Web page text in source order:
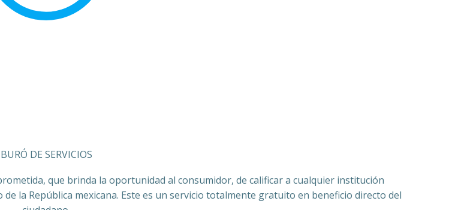
BURÓ DE SERVICIOS
que brinda la oportunidad al consumidor, de calificar a cualquier institución
la República mexicana. Este es un servicio totalmente gratuito en beneficio directo del